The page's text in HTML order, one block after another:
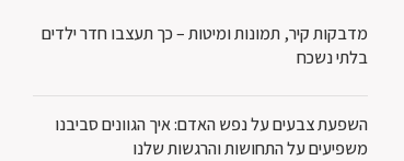
מדבקות קיר, תמונות ומיטות – כך תעצבו חדר ילדים
בלתי נשכח
השפעת צבעים על נפש האדם: איך הגוונים סביבנו
משפיעים על התחושות והרגשות שלנו